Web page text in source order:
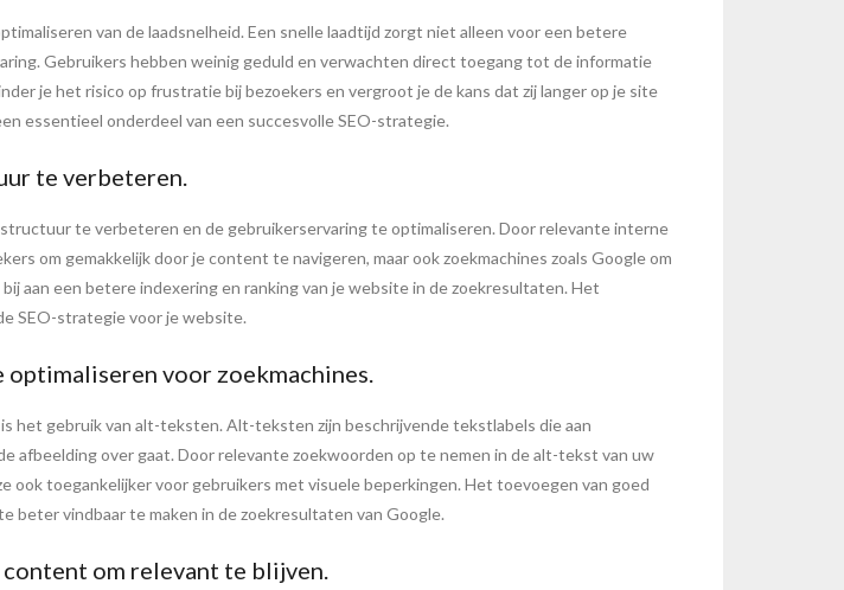
van de laadsnelheid. Een snelle laadtijd zorgt niet alleen voor een betere
Gebruikers hebben weinig geduld en verwachten direct toegang tot de informatie
je het risico op frustratie bij bezoekers en vergroot je de kans dat zij langer op je site
essentieel onderdeel van een succesvolle SEO-strategie.
te verbeteren.
te verbeteren en de gebruikerservaring te optimaliseren. Door relevante interne
om gemakkelijk door je content te navigeren, maar ook zoekmachines zoals Google om
aan een betere indexering en ranking van je website in de zoekresultaten. Het
SEO-strategie voor je website.
voor zoekmachines.
het gebruik van alt-teksten. Alt-teksten zijn beschrijvende tekstlabels die aan
afbeelding over gaat. Door relevante zoekwoorden op te nemen in de alt-tekst van uw
ook toegankelijker voor gebruikers met visuele beperkingen. Het toevoegen van goed
beter vindbaar te maken in de zoekresultaten van Google.
om relevant te blijven.